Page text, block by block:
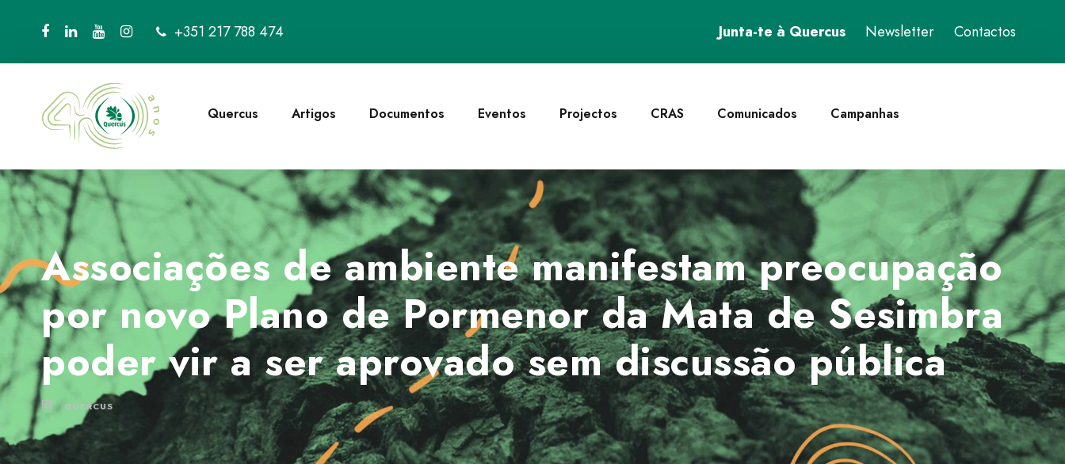
+351 217 788 474 Junta-te à Quercus Newsletter Contactos
Quercus Artigos Documentos Eventos Projectos CRAS Comunicados Campanhas
Associações de ambiente manifestam preocupação
por novo Plano de Pormenor da Mata de Sesimbra
poder vir a ser aprovado sem discussão pública
QUERCUS